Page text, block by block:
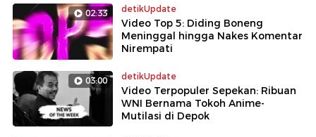
02:33 detikUpdate
Video Top 5: Diding Boneng
Meninggal hingga Nakes Komentar
Nirempati
03:00 detikUpdate
Video Terpopuler Sepekan: Ribuan
WNI Bernama Tokoh Anime-
Mutilasi di Depok